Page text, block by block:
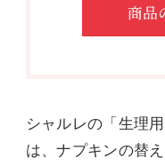
商品
シャルレの「生理
は、ナプキンの替